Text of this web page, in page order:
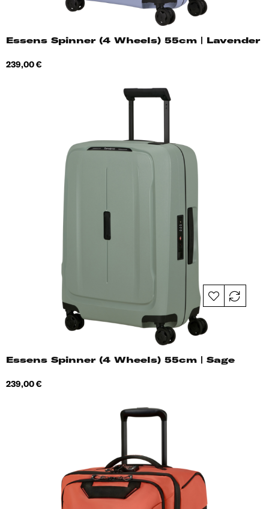
Essens Spinner (4 Wheels) 55cm | Lavender
Hind
239,00 €
Essens Spinner (4 Wheels) 55cm | Sage
Hind
239,00 €